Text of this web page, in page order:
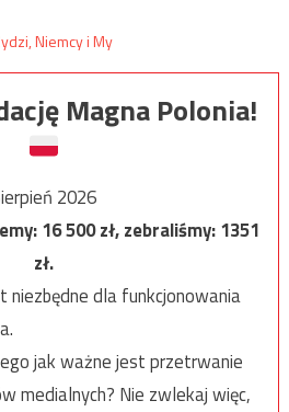
Magna Polonia!
2026
16 500zł, zebraliśmy:1351
zł.
dla funkcjonowania
jak ważne jest przetrwanie
medialnych? Nie zwlekaj więc,